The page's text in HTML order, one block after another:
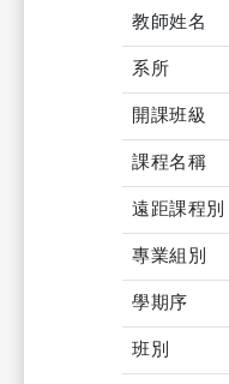
教師姓名
系所
開課班級
課程名稱
遠距課程別
專業組別
學期序
班別